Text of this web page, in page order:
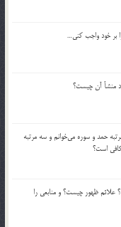
بر خود واجب كني…
حمد و سوره مي‌خوانم و سه مرتبه
كافي است؟
ظهور چيست؟ و منابعي را